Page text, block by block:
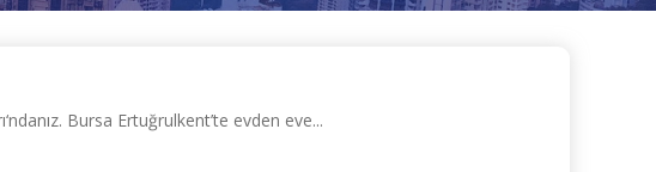
Bursa Ertuğrulkent’te evden eve...